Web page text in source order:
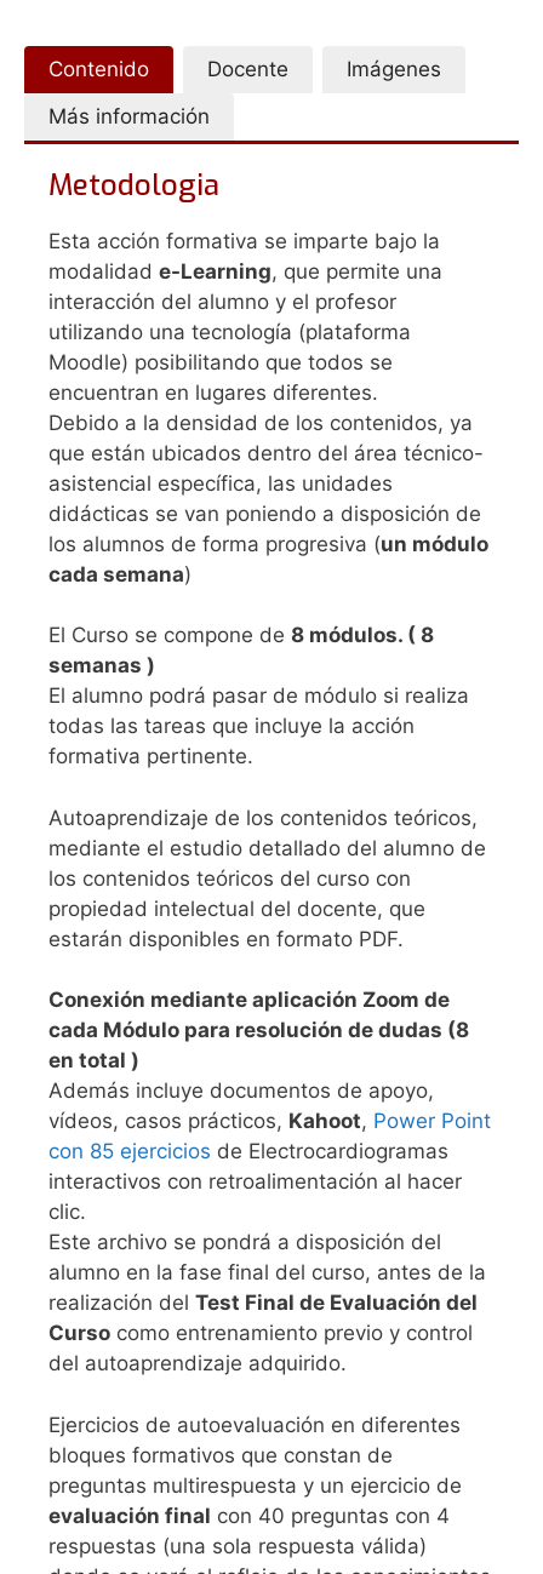
Contenido Docente
Imágenes
Más información
Metodologia
Esta acción formativa se imparte bajo la
modalidad e-Learning, que permite una
interacción del alumno y el profesor
utilizando una tecnología (plataforma
Moodle) posibilitando que todos se
encuentran en lugares diferentes.
Debido a la densidad de los contenidos, ya
que están ubicados dentro del área técnico-
asistencial específica, las unidades
didácticas se van poniendo a disposición de
los alumnos de forma progresiva (un módulo
cada semana)
El Curso se compone de 8 módulos. ( 8
semanas )
El alumno podrá pasar de módulo si realiza
todas las tareas que incluye la acción
formativa pertinente.
Autoaprendizaje de los contenidos teóricos,
mediante el estudio detallado del alumno de
los contenidos teóricos del curso con
propiedad intelectual del docente, que
estarán disponibles en formato PDF.
Conexión mediante aplicación Zoom de
cada Módulo para resolución de dudas (8
en total )
Además incluye documentos de apoyo,
vídeos, casos prácticos, Kahoot, Power Point
con 85 ejercicios de Electrocardiogramas
interactivos con retroalimentación al hacer
clic.
Este archivo se pondrá a disposición del
alumno en la fase final del curso, antes de la
realización del Test Final de Evaluación del
Curso como entrenamiento previo y control
del autoaprendizaje adquirido.
Ejercicios de autoevaluación en diferentes
bloques formativos que constan de
preguntas multirespuesta y un ejercicio de
evaluación final con 40 preguntas con 4
respuestas (una sola respuesta válida)